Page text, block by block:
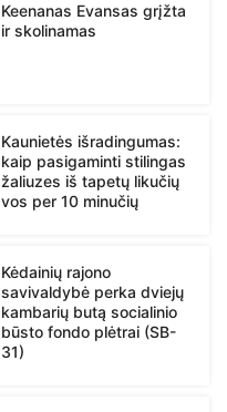
Keenanas Evansas grįžta
ir skolinamas
Kaunietės išradingumas:
kaip pasigaminti stilingas
žaliuzes iš tapetų likučių
vos per 10 minučių
Kėdainių rajono
savivaldybė perka dviejų
kambarių butą socialinio
būsto fondo plėtrai (SB-
31)